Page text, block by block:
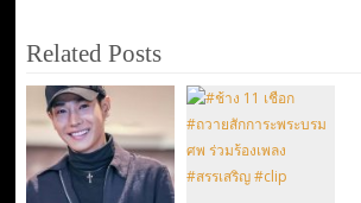
Related Posts